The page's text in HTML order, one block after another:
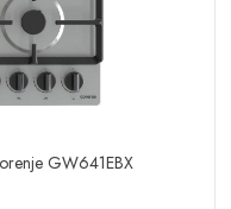
GW641EBX